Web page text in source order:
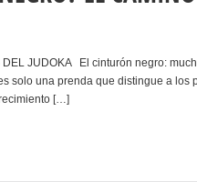
DEL JUDOKA El cinturón negro:
solo una prenda que distingue a los
[…]